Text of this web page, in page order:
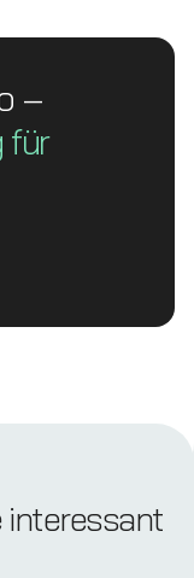
–
interessant